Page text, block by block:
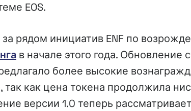
EOS.
рядом инициатив ENF по
в начале этого года. Обновление
более высокие
как цена токена продолжила
версии 1.0 теперь